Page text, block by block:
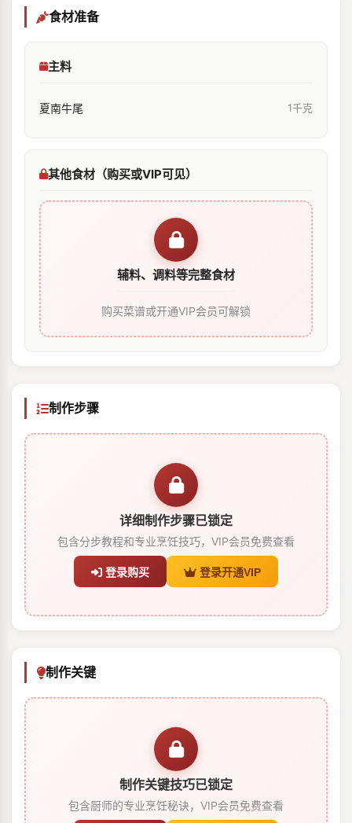
食材准备
主料
夏南牛尾 1千克
其他食材（购买或VIP可见）
辅料、调料等完整食材
购买菜谱或开通VIP会员可解锁
制作步骤
详细制作步骤已锁定
包含分步教程和专业烹饪技巧，VIP会员免费查看
登录购买 登录开通VIP
制作关键
制作关键技巧已锁定
包含厨师的专业烹饪秘诀，VIP会员免费查看